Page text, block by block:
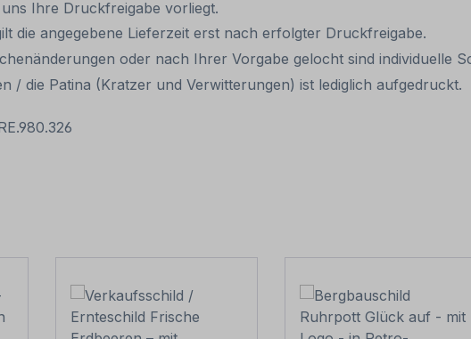
Ihre Druckfreigabe vorliegt.
die angegebene Lieferzeit erst nach erfolgter Druckfreigabe.
oder nach Ihrer Vorgabe gelocht sind individuelle
/ die Patina (Kratzer und Verwitterungen) ist lediglich aufgedruckt.